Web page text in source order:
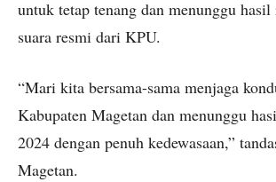
untuk tetap tenang dan menunggu
suara resmi dari KPU.
“Mari kita bersama-sama menjaga
Kabupaten Magetan dan menunggu
2024 dengan penuh kedewasaan,”
Magetan.